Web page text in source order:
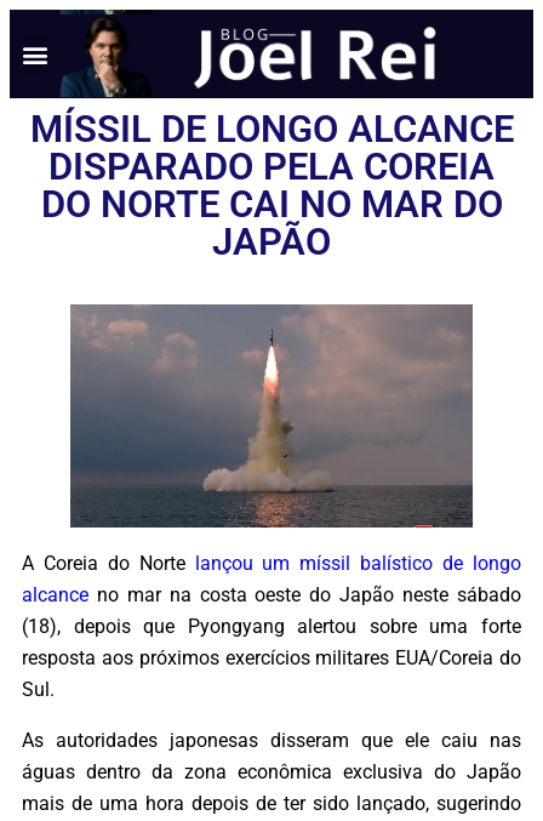
MÍSSIL DE LONGO ALCANCE
DISPARADO PELA COREIA
DO NORTE CAI NO MAR DO
JAPÃO
A Coreia do Norte lançou um míssil balístico de longo
alcance no mar na costa oeste do Japão neste sábado
(18), depois que Pyongyang alertou sobre uma forte
resposta aos próximos exercícios militares EUA/Coreia do
Sul.
As autoridades japonesas disseram que ele caiu nas
águas dentro da zona econômica exclusiva do Japão
mais de uma hora depois de ter sido lançado, sugerindo